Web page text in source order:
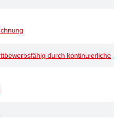
durch kontinuierliche